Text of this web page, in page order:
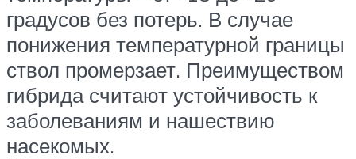
градусов без потерь. В случае
понижения температурной границы
ствол промерзает. Преимуществом
гибрида считают устойчивость к
заболеваниям и нашествию
насекомых.